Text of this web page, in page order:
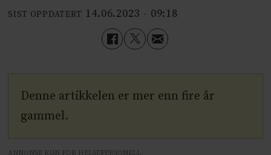
SIST OPPDATERT 14.06.2023 - 09:18
Denne artikkelen er mer enn fire år
gammel.
ANNONSE KUN FOR HELSEPERSONELL